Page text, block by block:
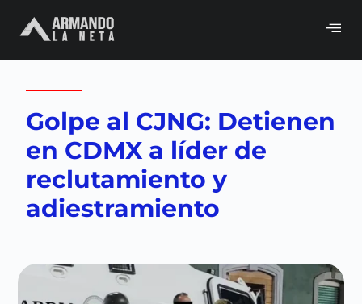
Volver a Gobierno
Golpe al CJNG: Detienen
en CDMX a líder de
reclutamiento y
adiestramiento